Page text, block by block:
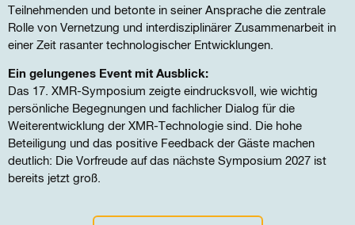
Teilnehmenden und betonte in seiner Ansprache die zentrale
Rolle von Vernetzung und interdisziplinärer Zusammenarbeit in
einer Zeit rasanter technologischer Entwicklungen.
Ein gelungenes Event mit Ausblick:
Das 17. XMR-Symposium zeigte eindrucksvoll, wie wichtig
persönliche Begegnungen und fachlicher Dialog für die
Weiterentwicklung der XMR-Technologie sind. Die hohe
Beteiligung und das positive Feedback der Gäste machen
deutlich: Die Vorfreude auf das nächste Symposium 2027 ist
bereits jetzt groß.